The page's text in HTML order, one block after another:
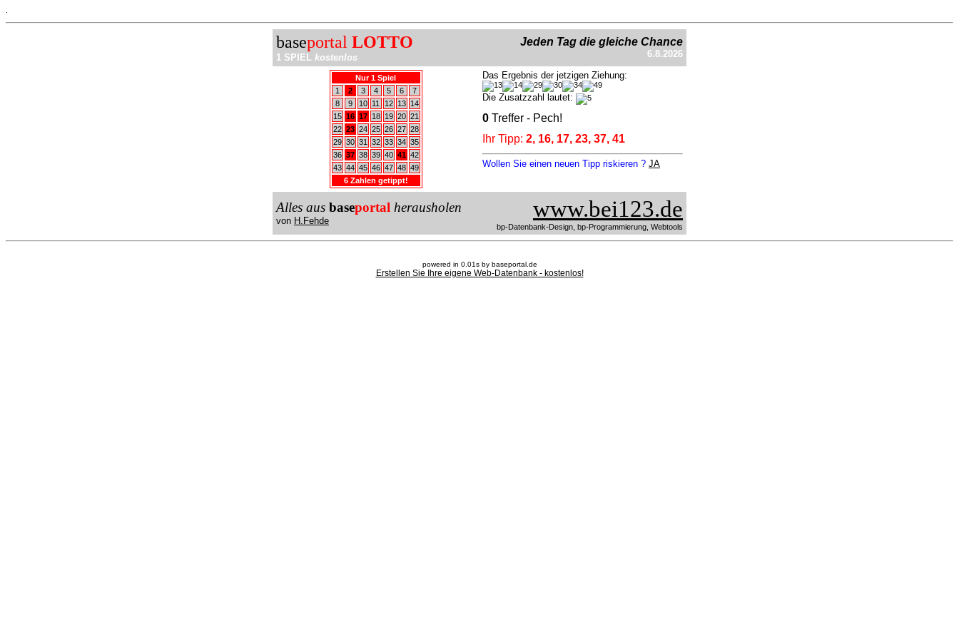
baseportal LOTTO
1 SPIEL kostenlos
Jeden Tag die gleiche Chance
6.8.2026
Nur 1 Spiel
1
2 3 4 5 6
7
8
9 10 11 12 13
14
15 16 17 18 19 20 21
22 23 24 25 26 27 28
29 30 31 32 33 34 35
36 37 38 39 40 41 42
43 44 45 46 47 48 49
6 Zahlen getippt!
Das Ergebnis der jetzigen Ziehung:
Die Zusatzzahl lautet:
0 Treffer - Pech!
Ihr Tipp: 2, 16, 17, 23, 37, 41
Wollen Sie einen neuen Tipp riskieren ? JA
Alles aus baseportal herausholen
von H.Fehde www.bei123.de
bp-Datenbank-Design, bp-Programmierung, Webtools
powered in 0.01s by baseportal.de
Erstellen Sie Ihre eigene Web-Datenbank - kostenlos!